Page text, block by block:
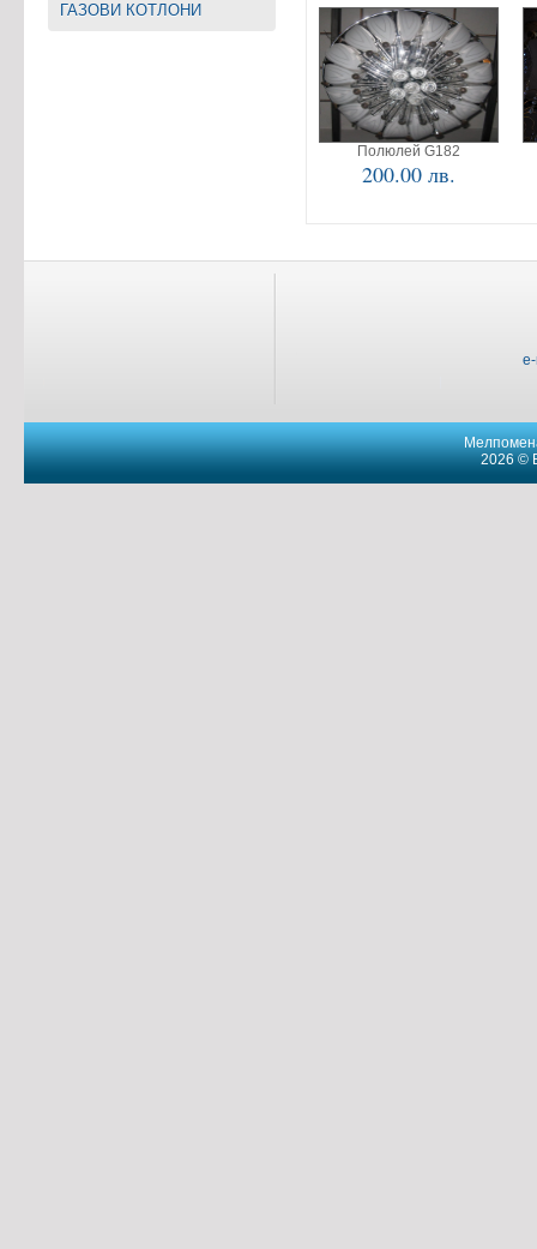
ГАЗОВИ КОТЛОНИ
Полюлей G182
200.00 лв.
2026 ©